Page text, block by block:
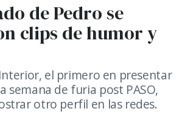
de Pedro se
clips de humor y
el primero en presentar
semana de furia post PASO,
otro perfil en las redes.